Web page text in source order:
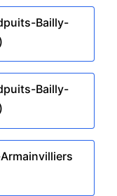
Bailly-
Bailly-